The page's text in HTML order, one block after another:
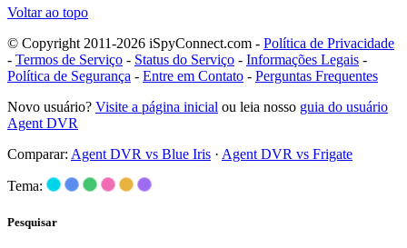
Voltar ao topo
© Copyright 2011-2026 iSpyConnect.com - Política de Privacidade
- Termos de Serviço - Status do Serviço - Informações Legais -
Política de Segurança - Entre em Contato - Perguntas Frequentes
Novo usuário? Visite a página inicial ou leia nosso guia do usuário
Agent DVR
Comparar: Agent DVR vs Blue Iris · Agent DVR vs Frigate
Tema:
Pesquisar